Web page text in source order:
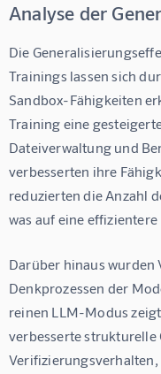
Analyse der
Die
Trainings lassen sich
Sandbox-Fähigkeiten
Training eine
Dateiverwaltung und
verbesserten ihre
reduzierten die Anzahl
was auf eine
Darüber hinaus wurden
Denkprozessen der
reinen LLM-Modus
verbesserte strukturelle
Verifizierungsverhalten,